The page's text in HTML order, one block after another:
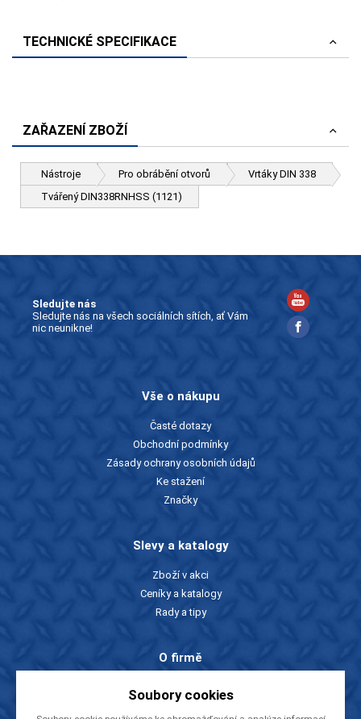
TECHNICKÉ SPECIFIKACE
ZAŘAZENÍ ZBOŽÍ
Nástroje Pro obrábění otvorů
Vrtáky DIN 338
Tvářený DIN338RNHSS (1121)
Sledujte nás
Sledujte nás na všech sociálních sítích, ať Vám
nic neunikne!
Vše o nákupu
Časté dotazy
Obchodní podmínky
Zásady ochrany osobních údajů
Ke stažení
Značky
Slevy a katalogy
Zboží v akci
Ceníky a katalogy
Rady a tipy
O firmě
Kontakty
Soubory cookies